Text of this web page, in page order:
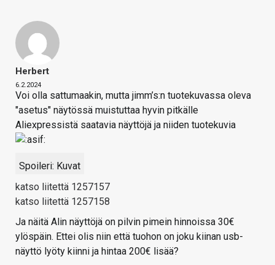
Herbert
6.2.2024
Voi olla sattumaakin, mutta jimm’s:n tuotekuvassa oleva
"asetus" näytössä muistuttaa hyvin pitkälle
Aliexpressistä saatavia näyttöjä ja niiden tuotekuvia
Spoileri: Kuvat
katso liitettä 1257157
katso liitettä 1257158
Ja näitä Alin näyttöjä on pilvin pimein hinnoissa 30€
ylöspäin. Ettei olis niin että tuohon on joku kiinan usb-
näyttö lyöty kiinni ja hintaa 200€ lisää?